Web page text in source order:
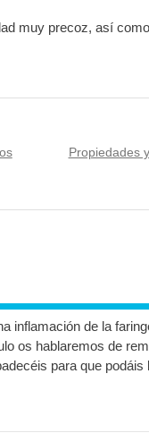
muy precoz, así
Next
Propiedades
inflamación de la
os hablaremos de
para que